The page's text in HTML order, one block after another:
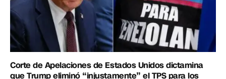
Corte de Apelaciones de Estados Unidos dictamina
que Trump eliminó “injustamente” el TPS para los